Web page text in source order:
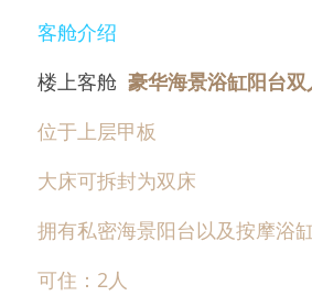
客舱介绍
楼上客舱 豪华海景浴缸阳台
位于上层甲板
大床可拆封为双床
拥有私密海景阳台以及按摩浴
可住：2人